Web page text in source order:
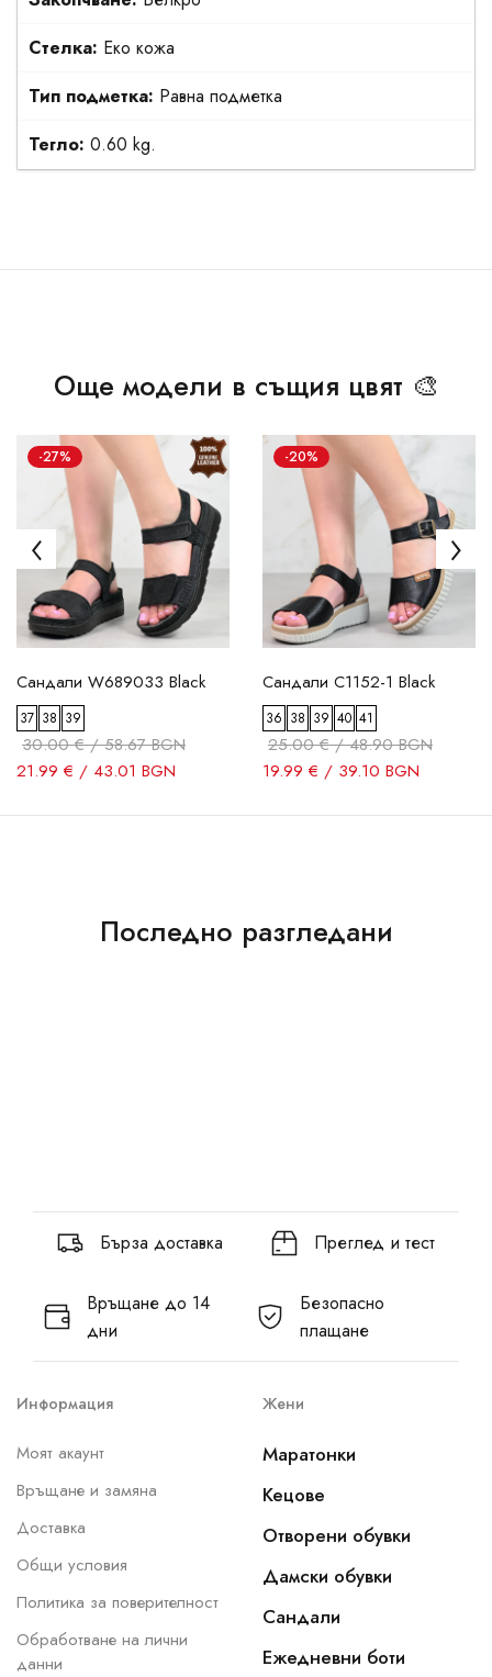
Стелка: Еко кожа
Тип подметка: Равна подметка
Тегло: 0.60 kg.
Още модели в същия цвят 🎨
-27%
Сандали W689033 Black
37 38 39
30.00 € / 58.67 BGN
21.99 € / 43.01 BGN
-20%
Сандали C1152-1 Black
36 38 39 40 41
25.00 € / 48.90 BGN
19.99 € / 39.10 BGN
Последно разгледани
Бърза доставка Преглед и тест
Връщане до 14
дни
Безопасно
плащане
Информация
Моят акаунт
Връщане и замяна
Доставка
Общи условия
Политика за поверителност
Обработване на лични
данни
Жени
Маратонки
Кецове
Отворени обувки
Дамски обувки
Сандали
Ежедневни боти